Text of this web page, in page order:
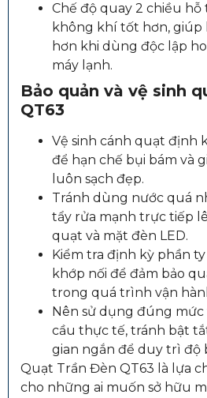
Chế độ quay 2 chiều
không khí tốt hơn, giúp
hơn khi dùng độc lập
máy lạnh.
Bảo quản và vệ sinh
QT63
Vệ sinh cánh quạt định
để hạn chế bụi bám và
luôn sạch đẹp.
Tránh dùng nước quá
tẩy rửa mạnh trực tiếp
quạt và mặt đèn LED.
Kiểm tra định kỳ phần
khớp nối để đảm bảo
trong quá trình vận
Nên sử dụng đúng
cầu thực tế, tránh bật
gian ngắn để duy trì độ
Quạt Trần Đèn QT63 là lựa
cho những ai muốn sở hữu